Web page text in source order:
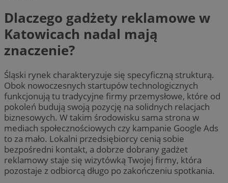
Dlaczego gadżety reklamowe w
Katowicach nadal mają
znaczenie?
Śląski rynek charakteryzuje się specyficzną strukturą.
Obok nowoczesnych startupów technologicznych
funkcjonują tu tradycyjne firmy przemysłowe, które od
pokoleń budują swoją pozycję na solidnych relacjach
biznesowych. W takim środowisku sama strona w
mediach społecznościowych czy kampanie Google Ads
to za mało. Lokalni przedsiębiorcy cenią sobie
bezpośredni kontakt, a dobrze dobrany gadżet
reklamowy staje się wizytówką Twojej firmy, która
pozostaje z odbiorcą długo po zakończeniu spotkania.